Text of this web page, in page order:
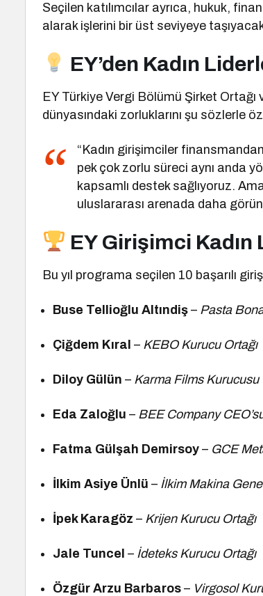
Seçilen katılımcılar ayrıca, hukuk,
alarak işlerini bir üst seviyeye
EY’den Kadın
EY Türkiye Vergi Bölümü Şirket
dünyasındaki zorluklarını şu sözlerle
“Kadın girişimciler
pek çok zorlu süreci aynı anda
kapsamlı destek sağlıyoruz.
uluslararası arenada daha
EY Girişimci Kadın
Bu yıl programa seçilen 10 başarılı
Buse Tellioğlu Altındiş – Pasta
Çiğdem Kıral – KEBO Kurucu Ortağı
Diloy Gülün – Karma Films Kurucusu
Eda Zaloğlu – BEE Company
Fatma Gülşah Demirsoy – GCE
İlkim Asiye Ünlü – İlkim Makina
İpek Karagöz – Krijen Kurucu Ortağı
Jale Tuncel – İdeteks Kurucu Ortağı
Özgür Arzu Barbaros – Virgosol